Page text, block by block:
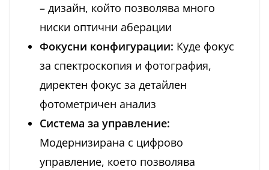
– дизайн, който позволява много
ниски оптични аберации
Фокусни конфигурации: Куде фокус
за спектроскопия и фотография,
директен фокус за детайлен
фотометричен анализ
Система за управление:
Модернизирана с цифрово
управление, което позволява